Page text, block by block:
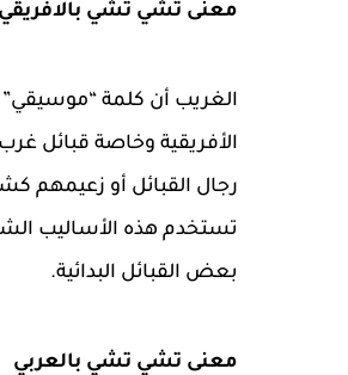
معنى تشي تشي بالافريقي
الغريب أن كلمة “موسيقي”
الأفريقية وخاصة قبائل
رجال القبائل أو زعيمهم
تستخدم هذه الأساليب
بعض القبائل البدائية.
معنى تشي تشي بالعربي